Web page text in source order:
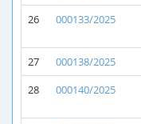
26
000133/2025
27
000138/2025
28
000140/2025